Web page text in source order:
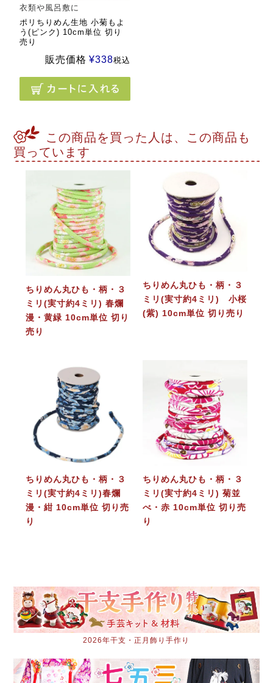
衣類や風呂敷に
ポリちりめん生地 小菊もよ
う(ピンク) 10cm単位 切り
売り
販売価格 ¥338税込
この商品を買った人は、この商品も
買っています
ちりめん丸ひも・柄・３
ミリ(実寸約4ミリ) 春爛
漫・黄緑 10cm単位 切り
売り
ちりめん丸ひも・柄・３
ミリ(実寸約4ミリ) 小桜
(紫) 10cm単位 切り売り
ちりめん丸ひも・柄・３
ミリ(実寸約4ミリ)春爛
漫・紺 10cm単位 切り売
り
ちりめん丸ひも・柄・３
ミリ(実寸約4ミリ) 菊並
べ・赤 10cm単位 切り売
り
2026年干支・正月飾り手作り